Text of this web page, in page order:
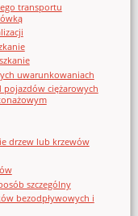
transportu
uwarunkowaniach
pojazdów ciężarowych
drzew lub krzewów
szczególny
bezodpływowych i